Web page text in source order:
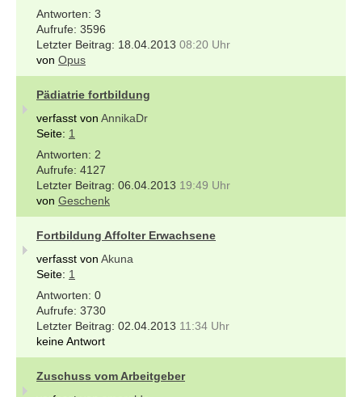
3
3596
18.04.2013 08:20 Uhr
von Opus
Pädiatrie fortbildung
verfasst von AnnikaDr
Seite: 1
2
4127
06.04.2013 19:49 Uhr
von Geschenk
Fortbildung Affolter Erwachsene
verfasst von Akuna
Seite: 1
0
3730
02.04.2013 11:34 Uhr
keine Antwort
Zuschuss vom Arbeitgeber